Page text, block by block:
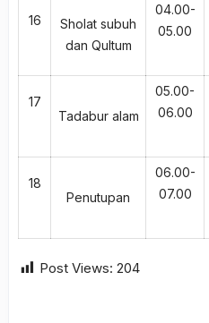
16
Sholat subuh
dan Qultum
04.00-
05.00
17
Tadabur alam
05.00-
06.00
18
Penutupan
06.00-
07.00
Post Views: 204